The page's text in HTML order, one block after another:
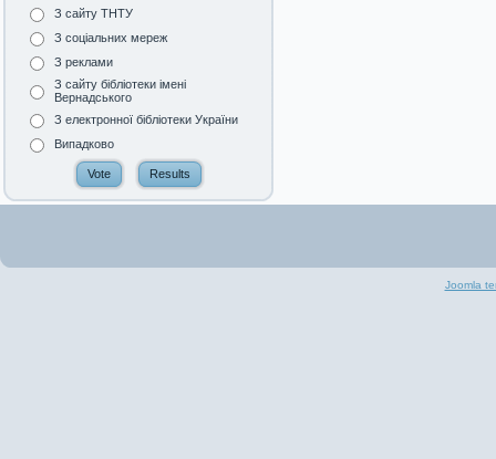
З сайту ТНТУ
З соціальних мереж
З реклами
З сайту бібліотеки імені
Вернадського
З електронної бібліотеки України
Випадково
Joomla